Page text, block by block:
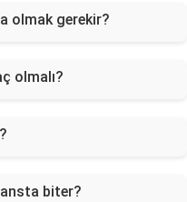
olmak gerekir?
olmalı?
biter?